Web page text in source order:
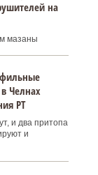
на
мазаны
Челнах
РТ
и два притопа
и